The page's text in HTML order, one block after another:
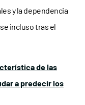
y la dependencia
incluso tras el
de las
a predecir los